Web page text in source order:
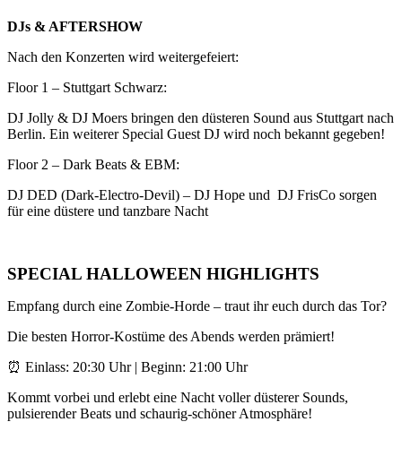
DJs & AFTERSHOW
Nach den Konzerten wird weitergefeiert:
Floor 1 – Stuttgart Schwarz:
DJ Jolly & DJ Moers bringen den düsteren Sound aus Stuttgart nach
Berlin. Ein weiterer Special Guest DJ wird noch bekannt gegeben!
Floor 2 – Dark Beats & EBM:
DJ DED (Dark-Electro-Devil) – DJ Hope und DJ FrisCo sorgen
für eine düstere und tanzbare Nacht
SPECIAL HALLOWEEN HIGHLIGHTS
Empfang durch eine Zombie-Horde – traut ihr euch durch das Tor?
Die besten Horror-Kostüme des Abends werden prämiert!
⏰ Einlass: 20:30 Uhr | Beginn: 21:00 Uhr
Kommt vorbei und erlebt eine Nacht voller düsterer Sounds,
pulsierender Beats und schaurig-schöner Atmosphäre!